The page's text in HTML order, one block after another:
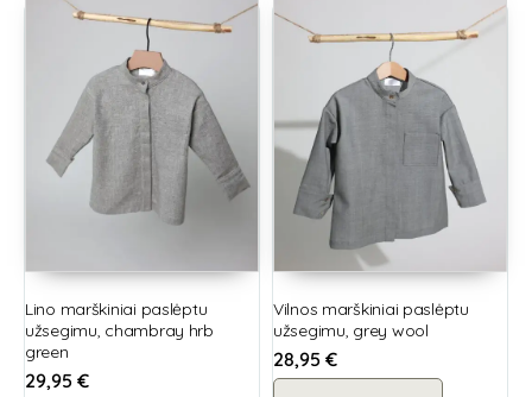
Lino marškiniai paslėptu
užsegimu, chambray hrb
green
29,95 €
Vilnos marškiniai paslėptu
užsegimu, grey wool
28,95 €